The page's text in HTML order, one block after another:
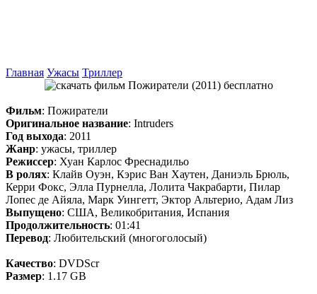
Главная Ужасы Триллер
Фильм: Пожиратели
Оригинальное название: Intruders
Год выхода: 2011
Жанр: ужасы, триллер
Режиссер: Хуан Карлос Фреснадильо
В ролях: Клайв Оуэн, Кэрис Ван Хаутен, Даниэль Брюль,
Керри Фокс, Элла Пурнелла, Лолита Чакрабарти, Пилар
Лопес де Айяла, Марк Уингетт, Эктор Альтерио, Адам Лиз
Выпущено: США, Великобритания, Испания
Продолжительность: 01:41
Перевод: Любительский (многоголосый)
Качество: DVDScr
Размер: 1.17 GB